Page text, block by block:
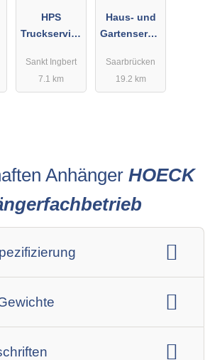
HPS
Truckservice
Sankt Ingbert
7.1 km
Haus- und
Gartenservic
Sutter
Saarbrücken
19.2 km
Anhänger HOECK